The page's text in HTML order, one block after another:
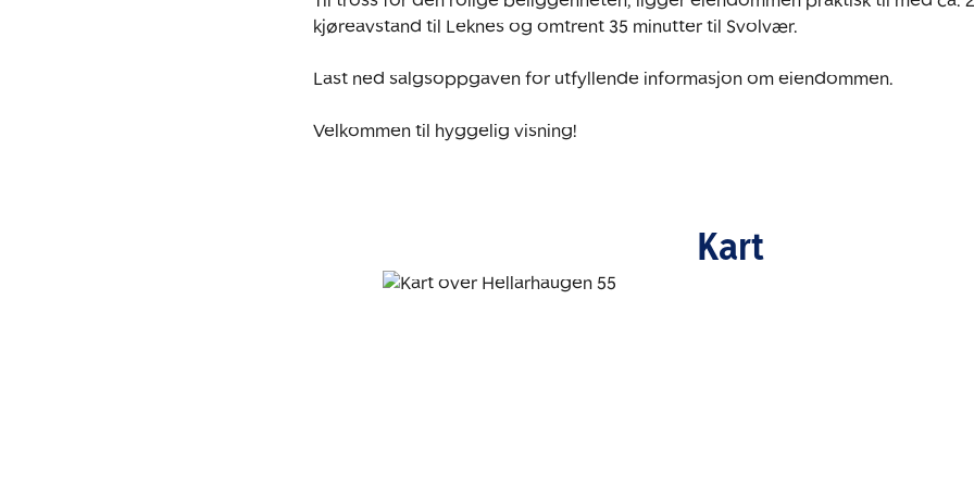
kjøreavstand til Leknes og omtrent 35 minutter til Svolvær.
Last ned salgsoppgaven for utfyllende informasjon om eiendommen.
Velkommen til hyggelig visning!
Kart